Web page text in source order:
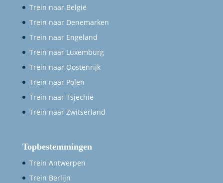
Trein naar België
Trein naar Denemarken
Trein naar Engeland
Trein naar Luxemburg
Trein naar Oostenrijk
Trein naar Polen
Trein naar Tsjechië
Trein naar Zwitserland
Topbestemmingen
Trein Antwerpen
Trein Berlijn